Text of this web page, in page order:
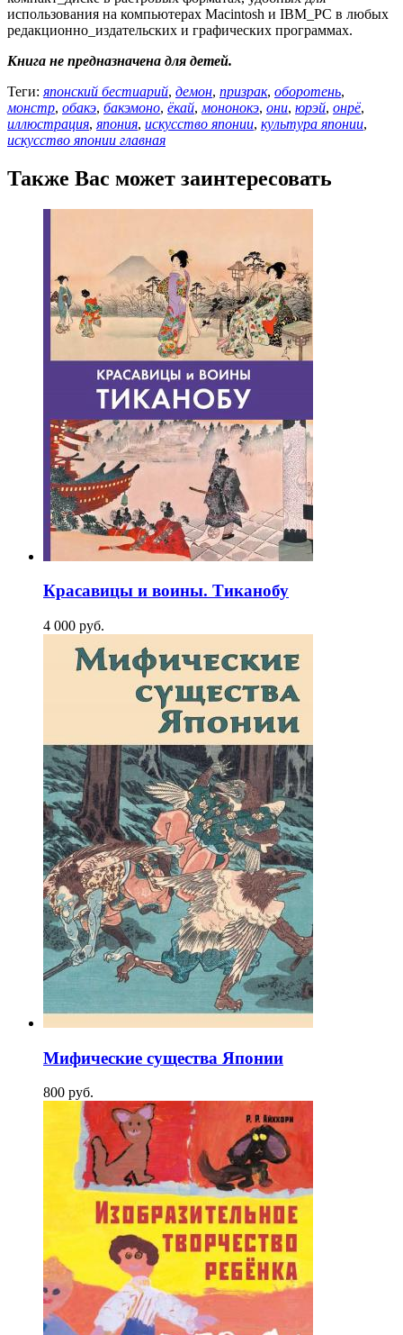
использования на компьютерах Macintosh и IBM_PC в любых
редакционно_издательских и графических программах.
Книга не предназначена для детей.
Теги: японский бестиарий, демон, призрак, оборотень,
монстр, обакэ, бакэмоно, ёкай, мононокэ, они, юрэй, онрё,
иллюстрация, япония, искусство японии, культура японии,
искусство японии главная
Также Вас может заинтересовать
Красавицы и воины. Тиканобу
4 000 pуб.
Мифические существа Японии
800 pуб.